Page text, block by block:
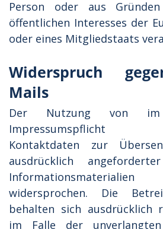
Person oder aus
öffentlichen Interesses der
oder eines Mitgliedstaats
Widerspruch
Mails
Der Nutzung von
Impressumspflicht
Kontaktdaten zur
ausdrücklich
widersprochen. Die
behalten sich ausdrücklich
im Falle der